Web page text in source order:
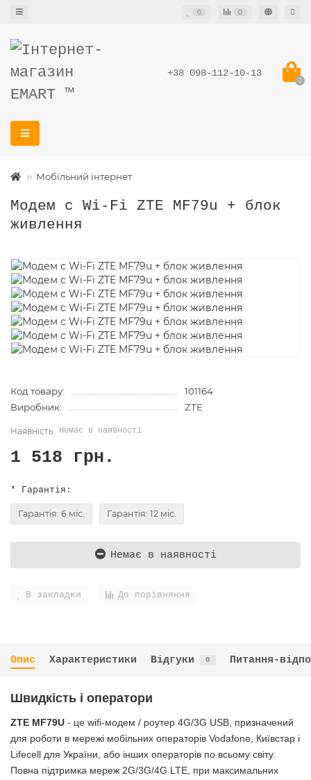
0 0
+38 098-112-10-13
0
Мобільний інтернет
Модем с Wi-Fi ZTE MF79u + блок
живлення
Код товару:
101164
Виробник:
ZTE
Немає в наявності
1 518 грн.
* Гарантія:
Гарантія: 6 міс. Гарантія: 12 міс.
Немає в наявності
В закладки До порівняння
Опис Характеристики Відгуки 0 Питання-
Швидкість і оператори
ZTE MF79U - це wifi-модем / роутер 4G/3G USB, призначений
для роботи в мережі мобільних операторів Vodafone, Київстар і
Lifecell для України, або інших операторів по всьому світу.
Повна підтримка мереж 2G/3G/4G LTE, при максимальних